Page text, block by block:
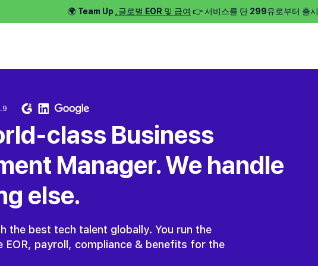
🌍 Team Up , 글로벌 EOR 및 급여 👉 서비스를 단 299유로부터 출시
class Business
Manager. We handle
else.
the best tech talent globally. You run the
EOR, payroll, compliance & benefits for the